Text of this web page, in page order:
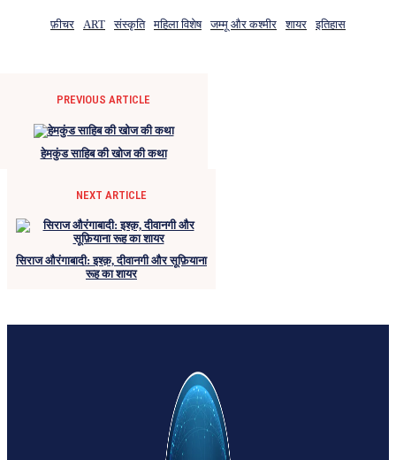
फ़ीचर ART संस्कृति महिला विशेष जम्मू और कश्मीर शायर इतिहास
PREVIOUS ARTICLE
हेमकुंड साहिब की खोज की कथा
NEXT ARTICLE
सिराज औरंगाबादी: इश्क़, दीवानगी और सूफ़ियाना
रूह का शायर